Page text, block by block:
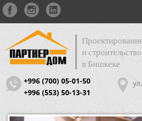
и
в Бишкеке
+996 (700) 05-01-50
+996 (553) 50-13-31